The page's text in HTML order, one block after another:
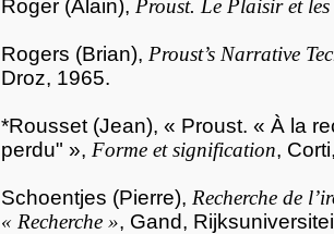
Roger (Alain), Proust. Le Plaisir et les
Rogers (Brian), Proust’s Narrative
Droz, 1965.
*Rousset (Jean), « Proust. « À la
perdu" », Forme et signification,
Schoentjes (Pierre), Recherche de
« Recherche », Gand,